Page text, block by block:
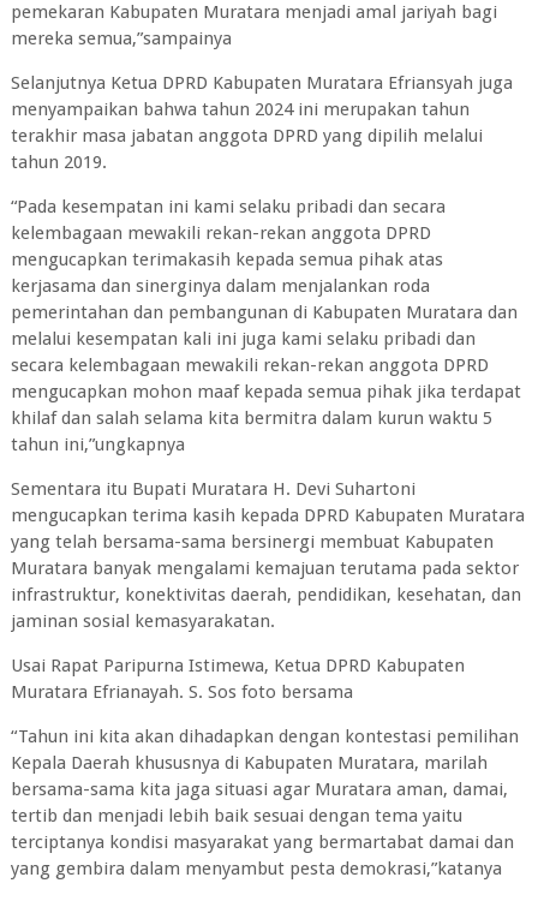
pemekaran Kabupaten Muratara menjadi amal jariyah bagi
mereka semua,”sampainya
Selanjutnya Ketua DPRD Kabupaten Muratara Efriansyah juga
menyampaikan bahwa tahun 2024 ini merupakan tahun
terakhir masa jabatan anggota DPRD yang dipilih melalui
tahun 2019.
“Pada kesempatan ini kami selaku pribadi dan secara
kelembagaan mewakili rekan-rekan anggota DPRD
mengucapkan terimakasih kepada semua pihak atas
kerjasama dan sinerginya dalam menjalankan roda
pemerintahan dan pembangunan di Kabupaten Muratara dan
melalui kesempatan kali ini juga kami selaku pribadi dan
secara kelembagaan mewakili rekan-rekan anggota DPRD
mengucapkan mohon maaf kepada semua pihak jika terdapat
khilaf dan salah selama kita bermitra dalam kurun waktu 5
tahun ini,”ungkapnya
Sementara itu Bupati Muratara H. Devi Suhartoni
mengucapkan terima kasih kepada DPRD Kabupaten Muratara
yang telah bersama-sama bersinergi membuat Kabupaten
Muratara banyak mengalami kemajuan terutama pada sektor
infrastruktur, konektivitas daerah, pendidikan, kesehatan, dan
jaminan sosial kemasyarakatan.
Usai Rapat Paripurna Istimewa, Ketua DPRD Kabupaten
Muratara Efrianayah. S. Sos foto bersama
“Tahun ini kita akan dihadapkan dengan kontestasi pemilihan
Kepala Daerah khususnya di Kabupaten Muratara, marilah
bersama-sama kita jaga situasi agar Muratara aman, damai,
tertib dan menjadi lebih baik sesuai dengan tema yaitu
terciptanya kondisi masyarakat yang bermartabat damai dan
yang gembira dalam menyambut pesta demokrasi,”katanya